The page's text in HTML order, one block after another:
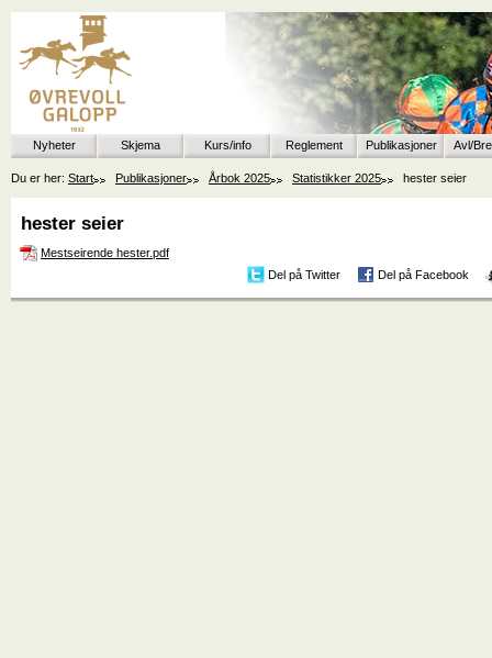
Nyheter Skjema Kurs/info Reglement Publikasjoner Avl/
Du er her: Start Publikasjoner Årbok 2025 Statistikker 2025 hester seier
hester seier
Mestseirende hester.pdf
Del på Twitter
Del på Facebook